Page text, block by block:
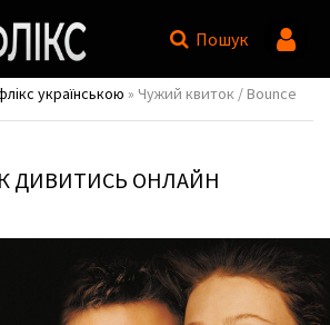
Пошук
українською » Чужий квиток / Bounce
ДИВИТИСЬ ОНЛАЙН